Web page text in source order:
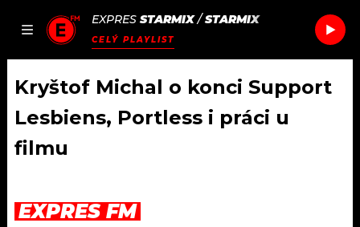
JAK
SEZNAM.CZ
EXPRES STARMIX/STARMIX
CELÝ PLAYLIST
DOMŮ
AKTUÁLNĚ
PODCASTY
Kryštof Michal o konci Support
Lesbiens, Portless i práci u
filmu
EXPRES FM